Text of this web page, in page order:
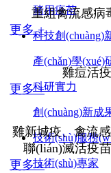
豬用疫苗
科技創(chuàng)
產(chǎn)學(xué)
科研實力
創(chuàng)新成
技術(shù)服務
技術(shù)專家
重組禽流感病
更多 +
雞痘活
更多 +
雞新城疫、禽流
聯(lián)滅活疫
更多 +